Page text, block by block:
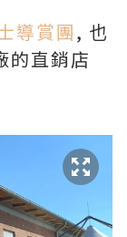
導賞團, 也
的直銷店